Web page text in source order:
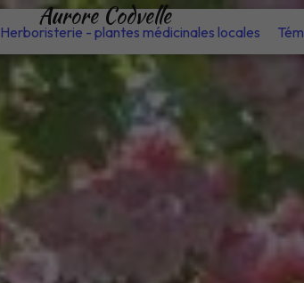
Aurore Codvelle
Herboristerie - plantes médicinales locales